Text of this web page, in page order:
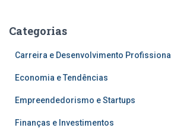
Categorias
Carreira e Desenvolvimento Profissional
Economia e Tendências
Empreendedorismo e Startups
Finanças e Investimentos